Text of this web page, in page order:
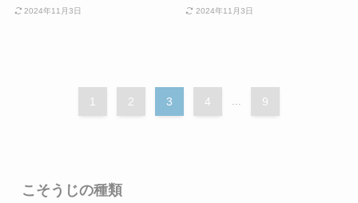
2024年11月3日 2024年11月3日
1 2 3 4 9
こそうじの種類